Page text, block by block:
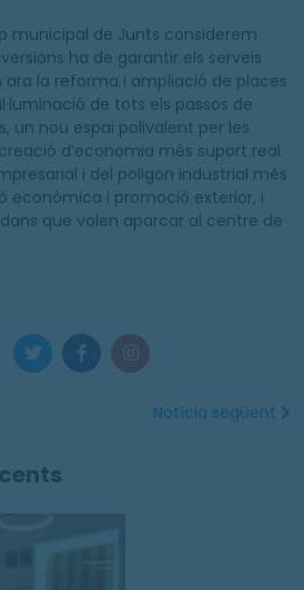
municipal de Junts considerem
ha de garantir els serveis
ara la reforma i ampliació de places
de tots els passos de
un nou espai polivalent per les
d’economia més suport real
i del poligon industrial més
econòmica i promoció exterior, i
que volen aparcar al centre de
Notícia següent